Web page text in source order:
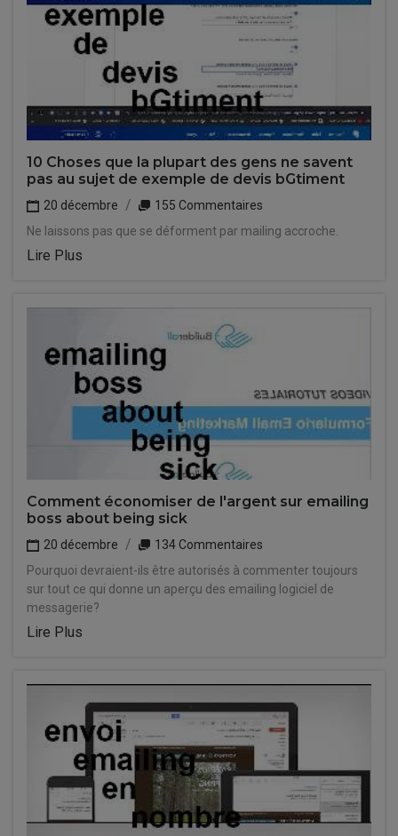
10 Choses que la plupart des gens ne savent
pas au sujet de exemple de devis bGtiment
20 décembre
155 Commentaires
Ne laissons pas que se déforment par mailing accroche.
Lire Plus
Comment économiser de l'argent sur emailing
boss about being sick
20 décembre
134 Commentaires
Pourquoi devraient-ils être autorisés à commenter toujours
sur tout ce qui donne un aperçu des emailing logiciel de
messagerie?
Lire Plus